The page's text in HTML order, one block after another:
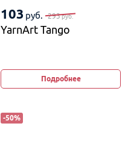
103 руб. 293руб.
YarnArt Tango
Подробнее
-50%